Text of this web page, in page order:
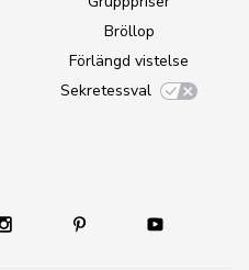
Bröllop
Förlängd vistelse
Sekretessval